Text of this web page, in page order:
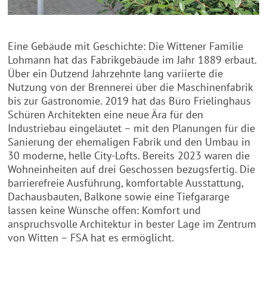
Eine Gebäude mit Geschichte: Die Wittener Familie
Lohmann hat das Fabrikgebäude im Jahr 1889 erbaut.
Über ein Dutzend Jahrzehnte lang variierte die
Nutzung von der Brennerei über die Maschinenfabrik
bis zur Gastronomie. 2019 hat das Büro Frielinghaus
Schüren Architekten eine neue Ära für den
Industriebau eingeläutet – mit den Planungen für die
Sanierung der ehemaligen Fabrik und den Umbau in
30 moderne, helle City-Lofts. Bereits 2023 waren die
Wohneinheiten auf drei Geschossen bezugsfertig. Die
barrierefreie Ausführung, komfortable Ausstattung,
Dachausbauten, Balkone sowie eine Tiefgararge
lassen keine Wünsche offen: Komfort und
anspruchsvolle Architektur in bester Lage im Zentrum
von Witten – FSA hat es ermöglicht.